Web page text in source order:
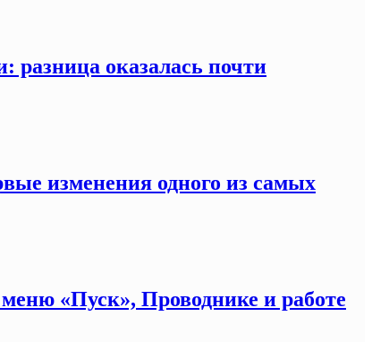
разница оказалась почти
изменения одного из самых
«Пуск», Проводнике и работе